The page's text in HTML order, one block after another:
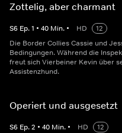
Zottelig, aber charmant
S6 Ep.1 • 40 Min. • HD
12
Die Border Collies Cassie und
Bedingungen. Während die
freut sich Vierbeiner Kevin über
Assistenzhund.
Operiert und ausgesetzt
S6 Ep.2 • 40 Min. • HD
12